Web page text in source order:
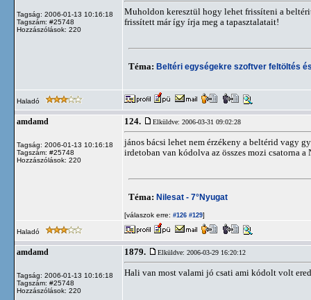
Tagság: 2006-01-13 10:16:18
Tagszám: #25748
Hozzászólások: 220
Muholdon keresztül hogy lehet frissíteni a
frissített már így írja meg a tapasztalatait!
Téma: Beltéri egységekre szoftver feltöltés
Haladó
amdamd
Tagság: 2006-01-13 10:16:18
Tagszám: #25748
Hozzászólások: 220
124. Elküldve: 2006-03-31 09:02:28
jános bácsi lehet nem érzékeny a beltérid vagy
irdetoban van kódolva az összes mozi csatorna
Téma: Nilesat - 7°Nyugat
[válaszok erre: #126 #129]
Haladó
amdamd
Tagság: 2006-01-13 10:16:18
Tagszám: #25748
Hozzászólások: 220
1879. Elküldve: 2006-03-29 16:20:12
Hali van most valami jó csati ami kódolt volt